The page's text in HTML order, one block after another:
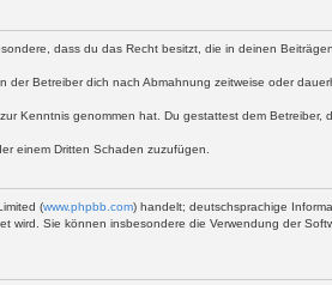
dass du das Recht besitzt, die in deinen
Betreiber dich nach Abmahnung zeitweise oder
Kenntnis genommen hat. Du gestattest dem Betreiber,
einem Dritten Schaden zuzufügen.
(www.phpbb.com) handelt; deutschsprachige
wird. Sie können insbesondere die Verwendung der